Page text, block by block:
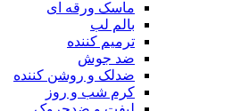
ماسک ورقه ای
بالم لب
ترمیم کننده
ضد جوش
ضدلک و روشن کننده
کرم شب و روز